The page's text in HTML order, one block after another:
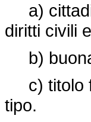
a)
diritti civili
b)
c) titolo
tipo.